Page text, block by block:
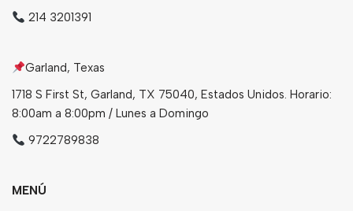
Atoles
Condimentos
Galletas
Golosinas
Bebidas
214 3201391
Garland, Texas
1718 S First St, Garland, TX 75040, Estados Unidos. Horario:
8:00am a 8:00pm / Lunes a Domingo
9722789838
MENÚ